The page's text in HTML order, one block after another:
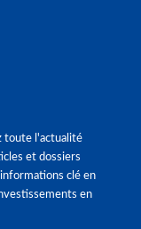
toute l'actualité
et dossiers
clé en
en